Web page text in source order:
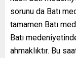
sorunu da Batı
tamamen Batı
Batı
ahmaklıktır. Bu